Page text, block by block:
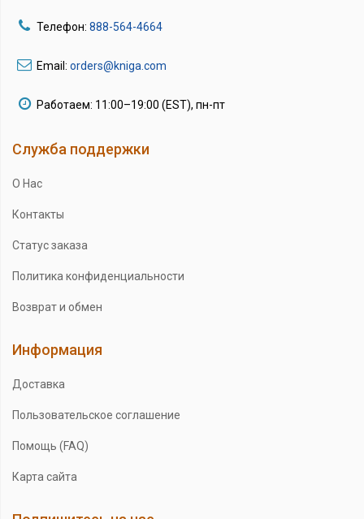
Телефон: 888-564-4664
Email: orders@kniga.com
Работаем: 11:00–19:00 (EST), пн-пт
Служба поддержки
О Нас
Контакты
Статус заказа
Политика конфиденциальности
Возврат и обмен
Информация
Доставка
Пользовательское соглашение
Помощь (FAQ)
Карта сайта